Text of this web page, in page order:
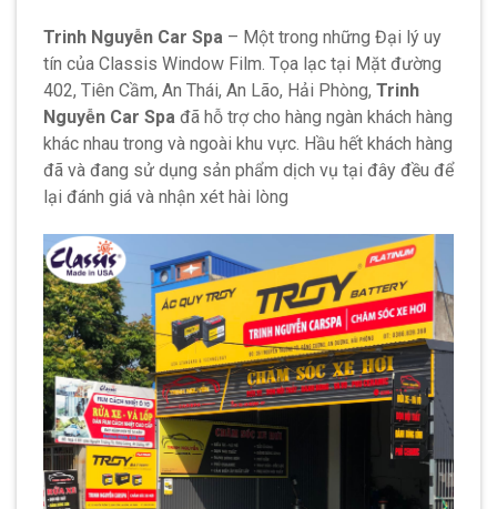
Trinh Nguyễn Car Spa – Một trong những Đại lý uy
tín của Classis Window Film. Tọa lạc tại Mặt đường
402, Tiên Cầm, An Thái, An Lão, Hải Phòng, Trinh
Nguyễn Car Spa đã hỗ trợ cho hàng ngàn khách hàng
khác nhau trong và ngoài khu vực. Hầu hết khách hàng
đã và đang sử dụng sản phẩm dịch vụ tại đây đều để
lại đánh giá và nhận xét hài lòng